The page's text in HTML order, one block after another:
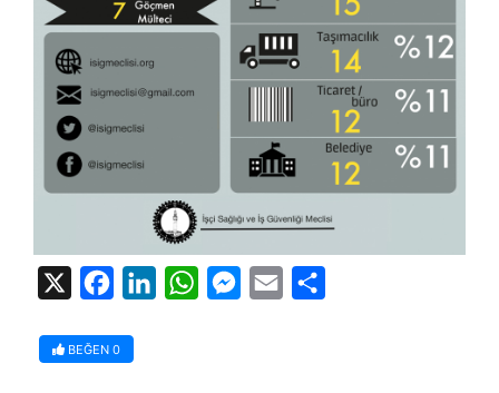
FacebookLinkedInWhatsAppMessenger
Email
BEĞEN 0